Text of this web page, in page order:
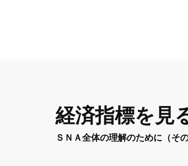
経済指標を見
ＳＮＡ全体の理解のために（その